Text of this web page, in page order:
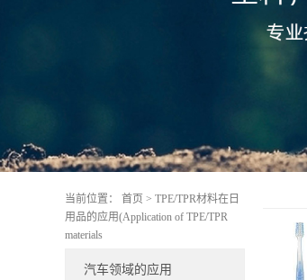
当前位置： 首页 > TPE/TPR材料在日
用品的应用(Application of TPE/TPR
materials
汽车领域的应用